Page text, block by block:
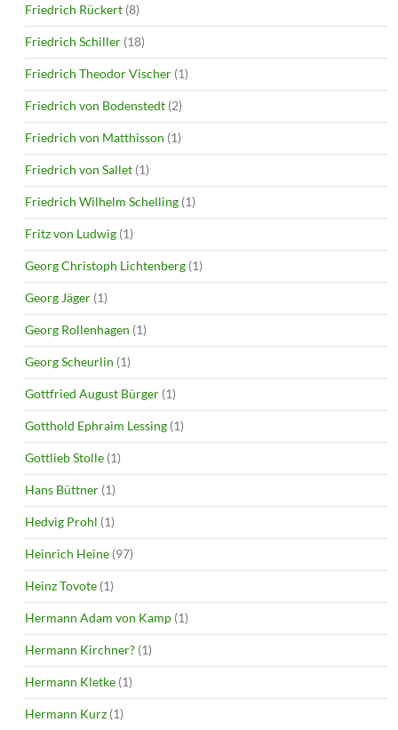
Friedrich Rückert (8)
Friedrich Schiller (18)
Friedrich Theodor Vischer (1)
Friedrich von Bodenstedt (2)
Friedrich von Matthisson (1)
Friedrich von Sallet (1)
Friedrich Wilhelm Schelling (1)
Fritz von Ludwig (1)
Georg Christoph Lichtenberg (1)
Georg Jäger (1)
Georg Rollenhagen (1)
Georg Scheurlin (1)
Gottfried August Bürger (1)
Gotthold Ephraim Lessing (1)
Gottlieb Stolle (1)
Hans Büttner (1)
Hedvig Prohl (1)
Heinrich Heine (97)
Heinz Tovote (1)
Hermann Adam von Kamp (1)
Hermann Kirchner? (1)
Hermann Kletke (1)
Hermann Kurz (1)